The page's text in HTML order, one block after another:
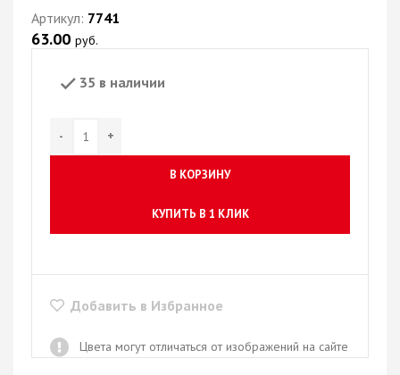
Артикул: 7741
63.00 руб.
35 в наличии
В КОРЗИНУ
КУПИТЬ В 1 КЛИК
Добавить в Избранное
Цвета могут отличаться от изображений на сайте